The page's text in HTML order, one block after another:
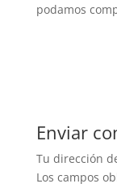
podamos
Enviar
Tu dirección
Los campos